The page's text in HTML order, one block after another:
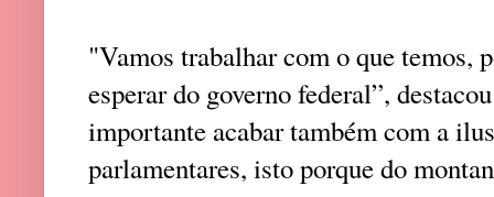
"Vamos trabalhar com o que temos,
esperar do governo federal”,
importante acabar também com a
parlamentares, isto porque do